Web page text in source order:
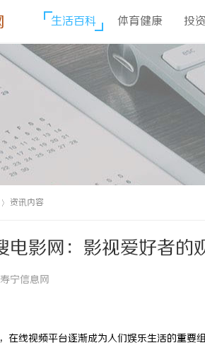
生活百科 体育健康 投
资讯内容
电影网：影视爱好者的
宁信息网
在线视频平台逐渐成为人们娱乐生活的重